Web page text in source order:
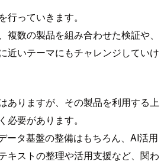
行っていきます。
複数の製品を組み合わせた検証や、
近いテーマにもチャレンジしていけ
ありますが、その製品を利用する上
要があります。
ータ基盤の整備はもちろん、AI活用
キストの整理や活用支援など、関わ